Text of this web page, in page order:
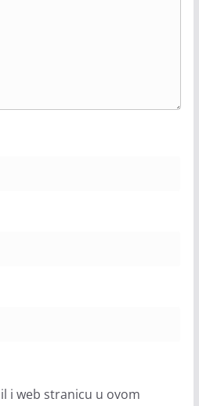
i web stranicu u ovom